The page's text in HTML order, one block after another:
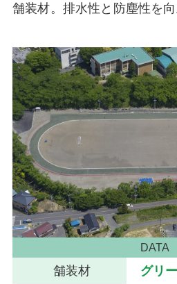
舗装材。排水性と防塵性を向
DATA
舗装材 グリ